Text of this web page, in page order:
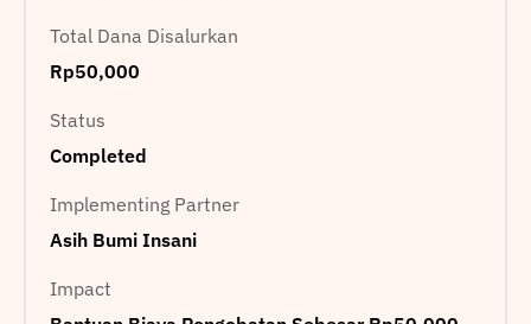
Total Dana Disalurkan
Rp50,000
Status
Completed
Implementing Partner
Asih Bumi Insani
Impact